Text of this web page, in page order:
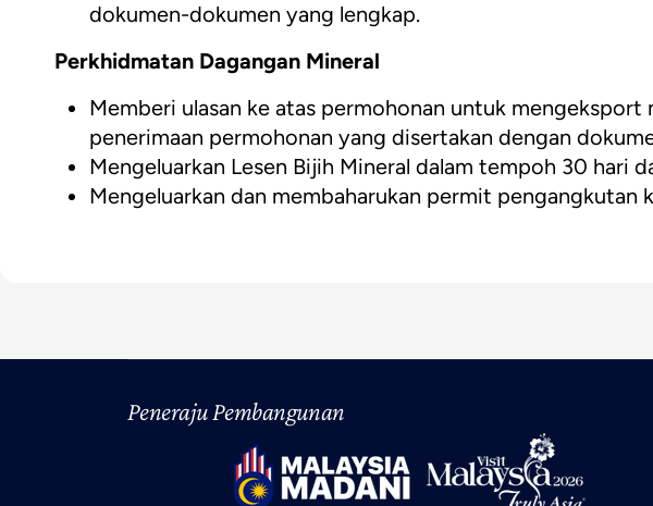
dokumen-dokumen yang lengkap.
Perkhidmatan Dagangan Mineral
Memberi ulasan ke atas permohonan untuk
penerimaan permohonan yang disertakan dengan
Mengeluarkan Lesen Bijih Mineral dalam tempoh 30 hari
Mengeluarkan dan membaharukan permit
Peneraju Pembangunan